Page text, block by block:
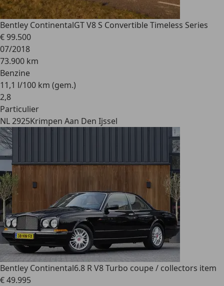
Bentley ContinentalGT V8 S Convertible Timeless Series
€ 99.500
07/2018
73.900 km
Benzine
11,1 l/100 km (gem.)
2,8
Particulier
NL 2925Krimpen Aan Den Ijssel
Bentley Continental6.8 R V8 Turbo coupe / collectors item
€ 49.995